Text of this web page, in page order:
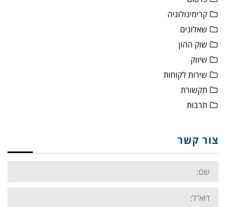
קרימינולוגיה
שאלונים
שוק ההון
שיווק
שירות לקוחות
תקשורת
תרבות
צור קשר
Name:
Email: